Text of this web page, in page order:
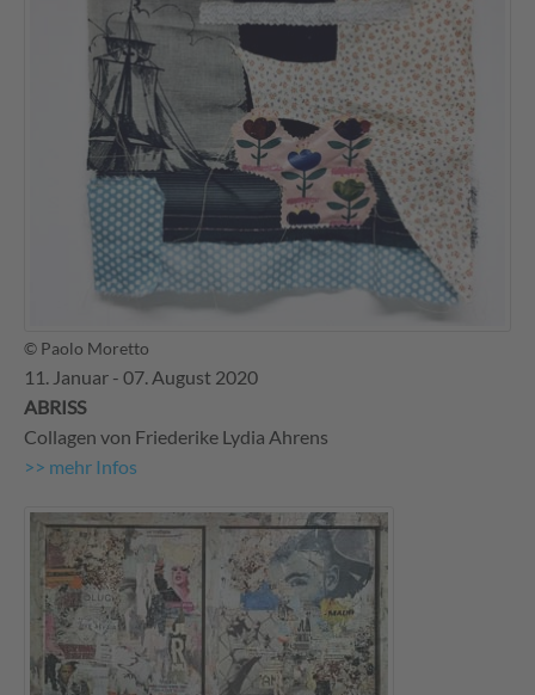
© Paolo Moretto
11. Januar - 07. August 2020
ABRISS
Collagen von Friederike Lydia Ahrens
>> mehr Infos